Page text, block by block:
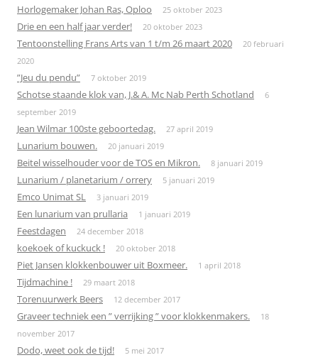
Horlogemaker Johan Ras, Oploo 25 oktober 2023
Drie en een half jaar verder! 20 oktober 2023
Tentoonstelling Frans Arts van 1 t/m 26 maart 2020
20 februari
2020
”Jeu du pendu” 7 oktober 2019
Schotse staande klok van, J.& A. Mc Nab Perth Schotland
6
september 2019
Jean Wilmar 100ste geboortedag. 27 april 2019
Lunarium bouwen. 20 januari 2019
Beitel wisselhouder voor de TOS en Mikron. 8 januari 2019
Lunarium / planetarium / orrery 5 januari 2019
Emco Unimat SL 3 januari 2019
Een lunarium van prullaria 1 januari 2019
Feestdagen 24 december 2018
koekoek of kuckuck ! 20 oktober 2018
Piet Jansen klokkenbouwer uit Boxmeer. 1 april 2018
Tijdmachine ! 29 maart 2018
Torenuurwerk Beers 12 december 2017
Graveer techniek een ” verrijking ” voor klokkenmakers.
18
november 2017
Dodo, weet ook de tijd! 5 mei 2017